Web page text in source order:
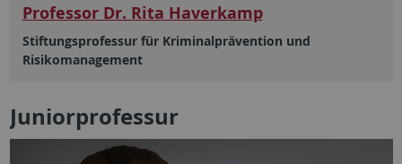
Professor Dr. Rita Haverkamp
Stiftungsprofessur für Kriminalprävention und
Risikomanagement
Juniorprofessur